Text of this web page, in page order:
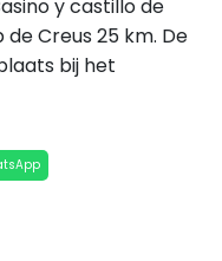
y castillo de
de Creus 25 km. De
bij het